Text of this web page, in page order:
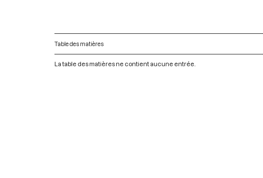
Table des matières
La table des matières ne contient aucune entrée.